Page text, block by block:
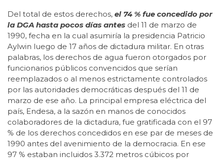
Del total de estos derechos, el 74 % fue concedido por
la DGA hasta pocos días antes del 11 de marzo de
1990, fecha en la cual asumiría la presidencia Patricio
Aylwin luego de 17 años de dictadura militar. En otras
palabras, los derechos de agua fueron otorgados por
funcionarios públicos convencidos que serían
reemplazados o al menos estrictamente controlados
por las autoridades democráticas después del 11 de
marzo de ese año. La principal empresa eléctrica del
país, Endesa, a la sazón en manos de conocidos
colaboradores de la dictadura, fue gratificada con el 97
% de los derechos concedidos en ese par de meses de
1990 antes del avenimiento de la democracia. En ese
97 % estaban incluidos 3.372 metros cúbicos por